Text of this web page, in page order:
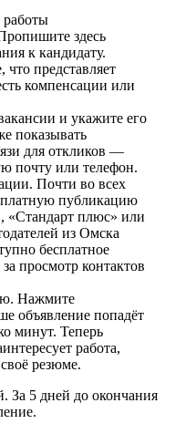
здесь
к кандидату.
что представляет
компенсации или
и укажите его
показывать
для откликов —
почту или телефон.
Почти во всех
платную публикацию
«Стандарт плюс» или
из Омска
бесплатное
просмотр контактов
Нажмите
объявление попадёт
минут. Теперь
работа,
резюме.
За 5 дней до окончания